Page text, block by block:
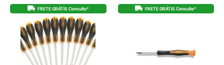
FRETE GRÁTIS Consulte* FRETE GRÁTIS Consulte*